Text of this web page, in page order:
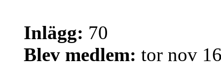
Inlägg: 70
Blev medlem: tor nov